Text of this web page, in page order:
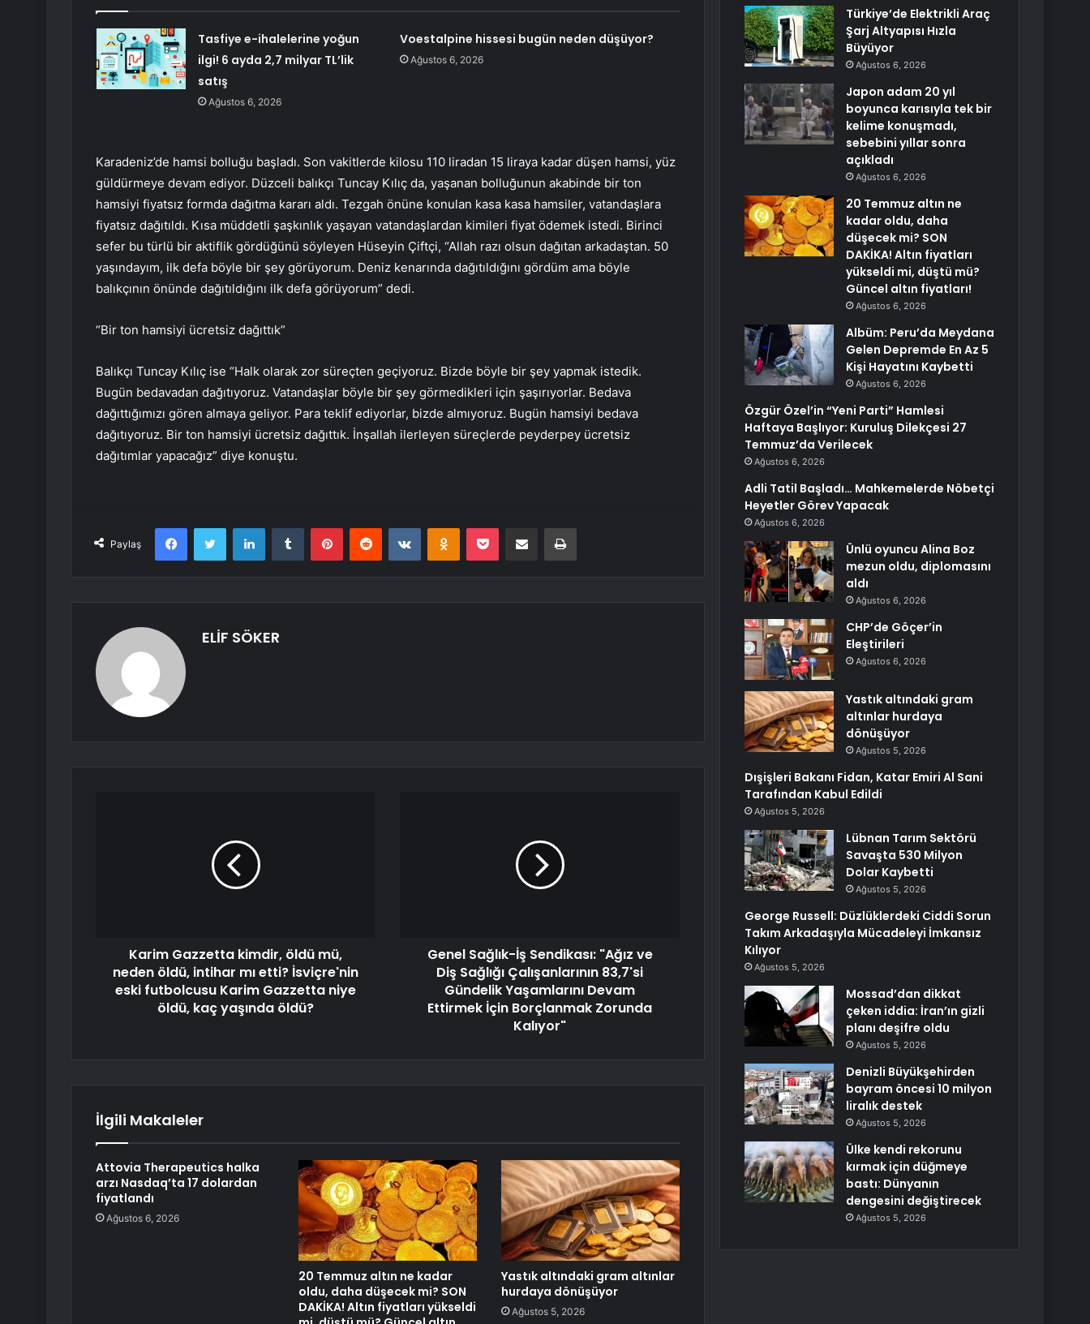
Tasfiye e-ihalelerine yoğun
ilgi! 6 ayda 2,7 milyar TL’lik
satış
Ağustos 6, 2026
Voestalpine hissesi bugün neden düşüyor?
Ağustos 6, 2026
Karadeniz’de hamsi bolluğu başladı. Son vakitlerde kilosu 110 liradan 15 liraya kadar düşen hamsi, yüz
güldürmeye devam ediyor. Düzceli balıkçı Tuncay Kılıç da, yaşanan bolluğunun akabinde bir ton
hamsiyi fiyatsız formda dağıtma kararı aldı. Tezgah önüne konulan kasa kasa hamsiler, vatandaşlara
fiyatsız dağıtıldı. Kısa müddetli şaşkınlık yaşayan vatandaşlardan kimileri fiyat ödemek istedi. Birinci
sefer bu türlü bir aktiflik gördüğünü söyleyen Hüseyin Çiftçi, “Allah razı olsun dağıtan arkadaştan. 50
yaşındayım, ilk defa böyle bir şey görüyorum. Deniz kenarında dağıtıldığını gördüm ama böyle
balıkçının önünde dağıtıldığını ilk defa görüyorum” dedi.
“Bir ton hamsiyi ücretsiz dağıttık”
Balıkçı Tuncay Kılıç ise “Halk olarak zor süreçten geçiyoruz. Bizde böyle bir şey yapmak istedik.
Bugün bedavadan dağıtıyoruz. Vatandaşlar böyle bir şey görmedikleri için şaşırıyorlar. Bedava
dağıttığımızı gören almaya geliyor. Para teklif ediyorlar, bizde almıyoruz. Bugün hamsiyi bedava
dağıtıyoruz. Bir ton hamsiyi ücretsiz dağıttık. İnşallah ilerleyen süreçlerde peyderpey ücretsiz
dağıtımlar yapacağız” diye konuştu.
Paylaş
FacebookTwitter LinkedInTumblr PinterestReddit VKontakteOdnoklassniki
Pocket E-Posta ile paylaş Yazdır
ELİF SÖKER
Karim Gazzetta kimdir, öldü mü,
neden öldü, intihar mı etti? İsviçre'nin
eski futbolcusu Karim Gazzetta niye
öldü, kaç yaşında öldü?
Genel Sağlık-İş Sendikası: "Ağız ve
Diş Sağlığı Çalışanlarının 83,7'si
Gündelik Yaşamlarını Devam
Ettirmek İçin Borçlanmak Zorunda
Kalıyor"
İlgili Makaleler
Attovia Therapeutics halka
arzı Nasdaq’ta 17 dolardan
fiyatlandı
Ağustos 6, 2026
20 Temmuz altın ne kadar
oldu, daha düşecek mi? SON
DAKİKA! Altın fiyatları yükseldi
Yastık altındaki gram altınlar
hurdaya dönüşüyor
Ağustos 5, 2026
Türkiye’de Elektrikli Araç
Şarj Altyapısı Hızla
Büyüyor
Ağustos 6, 2026
Japon adam 20 yıl
boyunca karısıyla tek bir
kelime konuşmadı,
sebebini yıllar sonra
açıkladı
Ağustos 6, 2026
20 Temmuz altın ne
kadar oldu, daha
düşecek mi? SON
DAKİKA! Altın fiyatları
yükseldi mi, düştü mü?
Güncel altın fiyatları!
Ağustos 6, 2026
Albüm: Peru’da Meydana
Gelen Depremde En Az 5
Kişi Hayatını Kaybetti
Ağustos 6, 2026
Özgür Özel’in “Yeni Parti” Hamlesi
Haftaya Başlıyor: Kuruluş Dilekçesi 27
Temmuz’da Verilecek
Ağustos 6, 2026
Adli Tatil Başladı… Mahkemelerde Nöbetçi
Heyetler Görev Yapacak
Ağustos 6, 2026
Ünlü oyuncu Alina Boz
mezun oldu, diplomasını
aldı
Ağustos 6, 2026
CHP’de Göçer’in
Eleştirileri
Ağustos 6, 2026
Yastık altındaki gram
altınlar hurdaya
dönüşüyor
Ağustos 5, 2026
Dışişleri Bakanı Fidan, Katar Emiri Al Sani
Tarafından Kabul Edildi
Ağustos 5, 2026
Lübnan Tarım Sektörü
Savaşta 530 Milyon
Dolar Kaybetti
Ağustos 5, 2026
George Russell: Düzlüklerdeki Ciddi Sorun
Takım Arkadaşıyla Mücadeleyi İmkansız
Kılıyor
Ağustos 5, 2026
Mossad’dan dikkat
çeken iddia: İran’ın gizli
planı deşifre oldu
Ağustos 5, 2026
Denizli Büyükşehirden
bayram öncesi 10 milyon
liralık destek
Ağustos 5, 2026
Ülke kendi rekorunu
kırmak için düğmeye
bastı: Dünyanın
dengesini değiştirecek
Ağustos 5, 2026